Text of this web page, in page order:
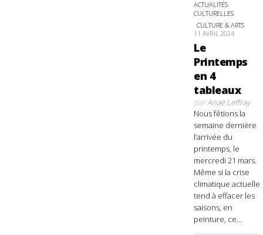
ACTUALITÉS
CULTURELLES
CULTURE & ARTS
11 AVRIL 2024
Le
Printemps
en 4
tableaux
parAnaë Leffray
Nous fêtions la
semaine dernière
l’arrivée du
printemps, le
mercredi 21 mars.
Même si la crise
climatique actuelle
tend à effacer les
saisons, en
peinture, ce...